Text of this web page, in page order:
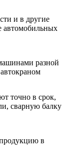
и в другие
автомобильных
разной
точно в срок,
сварную балку
в